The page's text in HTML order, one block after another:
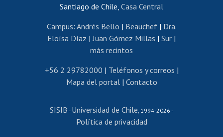
Certificado de renta honorarios
Editar páginas blancas
Extranjeras/os
Revalidación y reconocimiento de títulos
Postulación al Programa de Movilidad Estudiantil
Cursos de español
Santiago de Chile, Casa Central
Campus: Andrés Bello | Beauchef| Dra.
Eloísa Díaz | Juan Gómez Millas | Sur |
más recintos
+56 2 29782000 | Teléfonos y correos |
Mapa del portal| Contacto
SISIB - Universidad de Chile , 1994-2026 -
Política de privacidad